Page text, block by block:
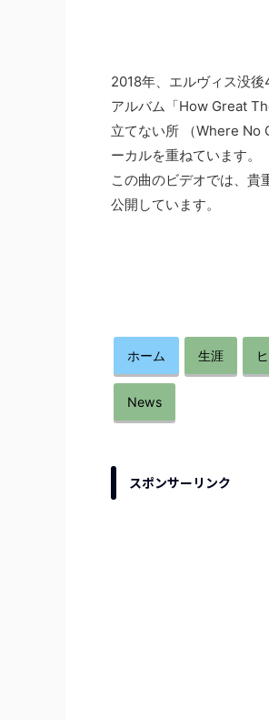
2018年、エルヴィス没
アルバム「How Great
立てない所 （Where No
ーカルを重ねています。
この曲のビデオでは、貴
公開しています。
ホーム 生涯
News
スポンサーリンク